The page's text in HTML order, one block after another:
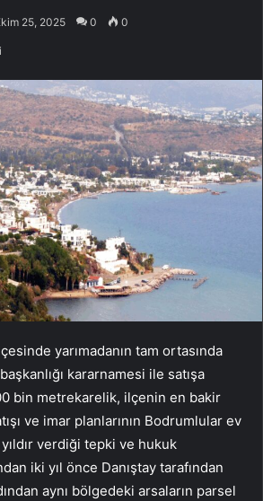
25, 2025 0 0
yarımadanın tam ortasında
kararnamesi ile satışa
bin metrekarelik, ilçenin en bakir
ve imar planlarının Bodrumlular ev
yıldır verdiği tepki ve hukuk
iki yıl önce Danıştay tarafından
aynı bölgedeki arsaların parsel